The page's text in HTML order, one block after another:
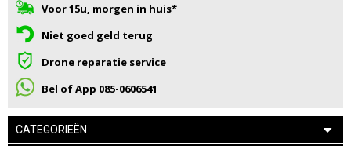
Voor 15u, morgen in huis*
Niet goed geld terug
Drone reparatie service
Bel of App 085-0606541
CATEGORIEËN